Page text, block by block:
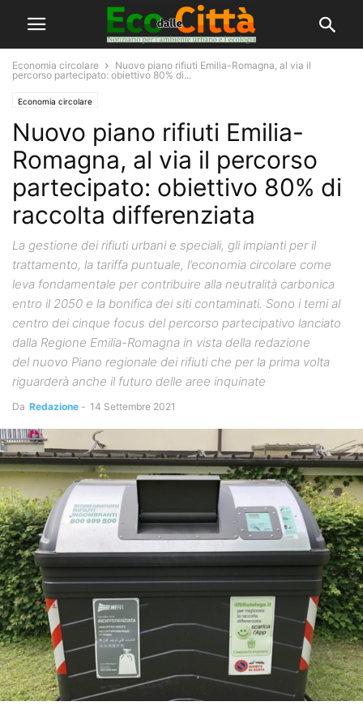
Economia circolare
Nuovo piano rifiuti Emilia-Romagna, al via il
percorso partecipato: obiettivo 80% di...
Economia circolare
Nuovo piano rifiuti Emilia-
Romagna, al via il percorso
partecipato: obiettivo 80% di
raccolta differenziata
La gestione dei rifiuti urbani e speciali, gli impianti per il
trattamento, la tariffa puntuale, l’economia circolare come
leva fondamentale per contribuire alla neutralità carbonica
entro il 2050 e la bonifica dei siti contaminati. Sono i temi al
centro dei cinque focus del percorso partecipativo lanciato
dalla Regione Emilia-Romagna in vista della redazione
del nuovo Piano regionale dei rifiuti che per la prima volta
riguarderà anche il futuro delle aree inquinate
Da Redazione - 14 Settembre 2021